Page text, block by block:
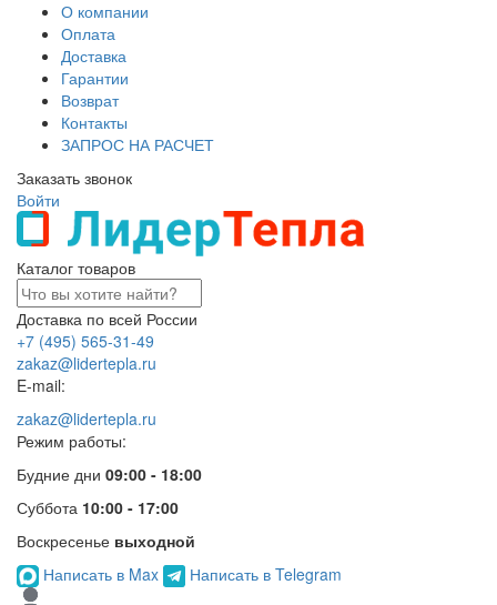
О компании
Оплата
Доставка
Гарантии
Возврат
Контакты
ЗАПРОС НА РАСЧЕТ
Заказать звонок
Войти
Каталог товаров
Доставка по всей России
+7 (495) 565-31-49
zakaz@lidertepla.ru
E-mail:
zakaz@lidertepla.ru
Режим работы:
Будние дни 09:00 - 18:00
Суббота 10:00 - 17:00
Воскресенье выходной
Написать в Max
Написать в Telegram